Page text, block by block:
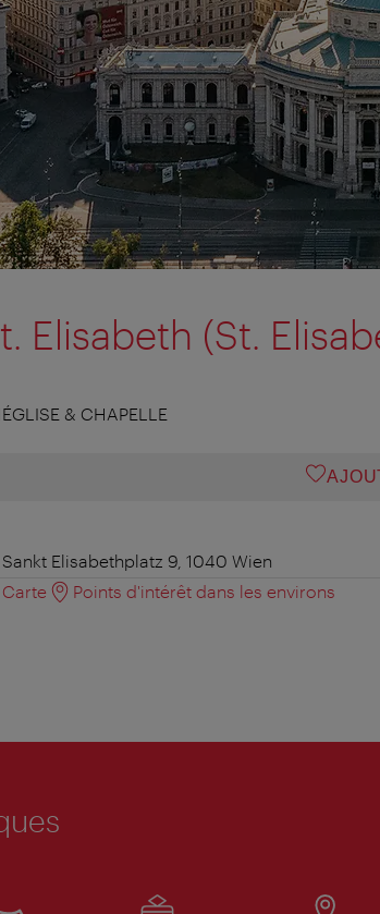
Elisabeth (St.
ÉGLISE & CHAPELLE
Sankt Elisabethplatz 9, 1040 Wien
Carte
Points d'intérêt dans les environs